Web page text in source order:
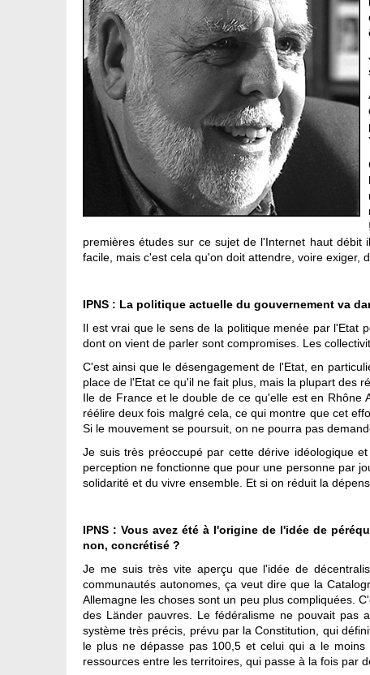
premières études sur ce sujet de l'Internet haut
facile, mais c'est cela qu'on doit attendre, voire exiger,
IPNS : La politique actuelle du gouvernement va
Il est vrai que le sens de la politique menée par l'Etat
dont on vient de parler sont compromises. Les
C'est ainsi que le désengagement de l'Etat, en
place de l'Etat ce qu'il ne fait plus, mais la plupart des
Ile de France et le double de ce qu'elle est en Rhône
réélire deux fois malgré cela, ce qui montre que cet
Si le mouvement se poursuit, on ne pourra pas
Je suis très préoccupé par cette dérive idéologique
perception ne fonctionne que pour une personne par
solidarité et du vivre ensemble. Et si on réduit la
IPNS : Vous avez été à l'origine de l'idée de
non, concrétisé ?
Je me suis très vite aperçu que l'idée de
communautés autonomes, ça veut dire que la
Allemagne les choses sont un peu plus compliquées.
des Länder pauvres. Le fédéralisme ne pouvait pas
système très précis, prévu par la Constitution, qui
le plus ne dépasse pas 100,5 et celui qui a le
ressources entre les territoires, qui passe à la fois par